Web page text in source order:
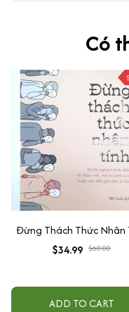
Có
Đừng Thách Thức Nhân
$34.99 $60.00
ADD TO CART